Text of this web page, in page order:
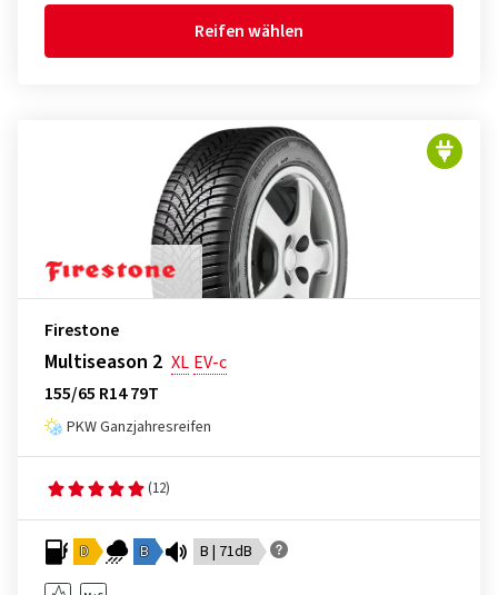
Reifen wählen
Firestone
Multiseason 2 XL EV-c
155/65 R14 79T
PKW Ganzjahresreifen
(12)
D B B | 71dB